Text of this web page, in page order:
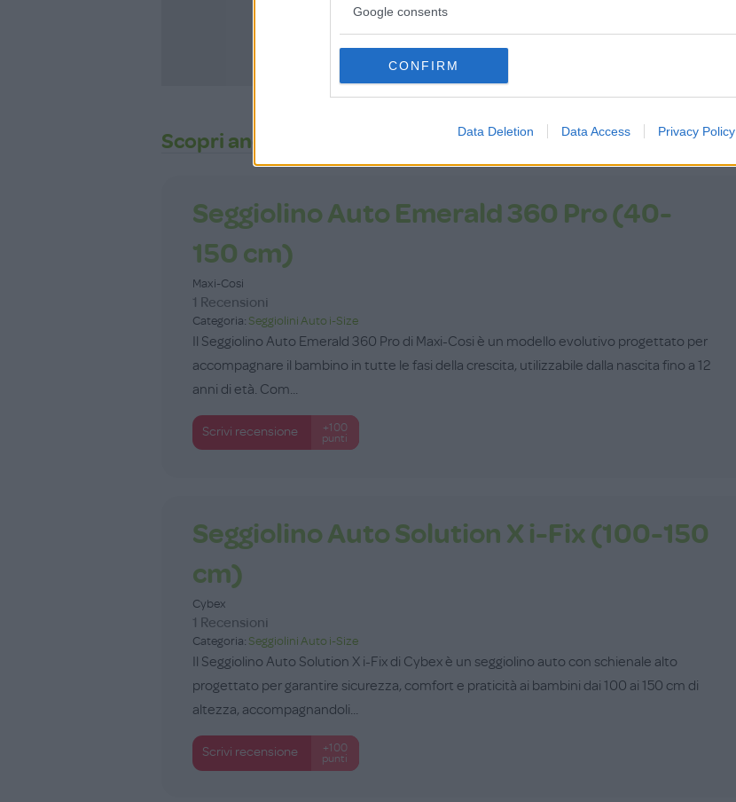
Google consents
CONFIRM
Data Deletion Data Access Privacy Policy
Scopri anche
Seggiolino Auto Emerald 360 Pro (40-
150 cm)
Maxi-Cosi
1 Recensioni
Categoria: Seggiolini Auto i-Size
Il Seggiolino Auto Emerald 360 Pro di Maxi-Cosi è un modello evolutivo progettato per
accompagnare il bambino in tutte le fasi della crescita, utilizzabile dalla nascita fino a 12
anni di età. Com...
Scrivi recensione
+100
punti
Seggiolino Auto Solution X i-Fix (100-150
cm)
Cybex
1 Recensioni
Categoria: Seggiolini Auto i-Size
Il Seggiolino Auto Solution X i-Fix di Cybex è un seggiolino auto con schienale alto
progettato per garantire sicurezza, comfort e praticità ai bambini dai 100 ai 150 cm di
altezza, accompagnandoli...
Scrivi recensione
+100
punti